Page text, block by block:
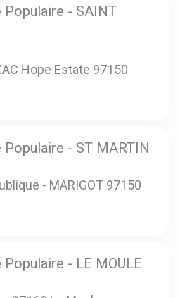
Populaire - SAINT
Hope Estate 97150
Populaire - ST MARTIN
- MARIGOT 97150
Populaire - LE MOULE